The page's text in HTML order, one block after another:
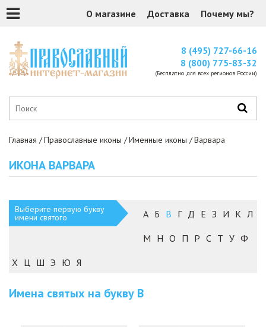
О магазине Доставка Почему мы?
8 (495) 727-66-16
8 (800) 775-83-32
(Бесплатно для всех регионов России)
Главная Православные иконы Именные иконы Варвара
ИКОНА ВАРВАРА
Выберите первую букву
имени святого А Б В Г Д Е З И К Л
М Н О П Р С Т У Ф
Х Ц Ш Э Ю Я
Имена святых на букву В